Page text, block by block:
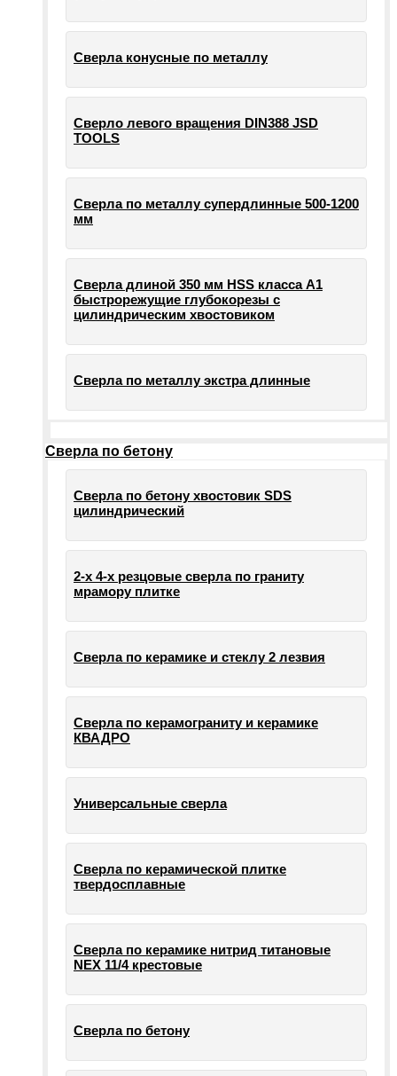
Сверла конусные по металлу
Сверло левого вращения DIN388 JSD
TOOLS
Сверла по металлу супердлинные 500-1200
мм
Сверла длиной 350 мм HSS класса А1
быстрорежущие глубокорезы с
цилиндрическим хвостовиком
Сверла по металлу экстра длинные
Сверла по бетону
Сверла по бетону хвостовик SDS
цилиндрический
2-х 4-х резцовые сверла по граниту
мрамору плитке
Сверла по керамике и стеклу 2 лезвия
Сверла по керамограниту и керамике
КВАДРО
Универсальные сверла
Сверла по керамической плитке
твердосплавные
Сверла по керамике нитрид титановые
NEX 11/4 крестовые
Сверла по бетону